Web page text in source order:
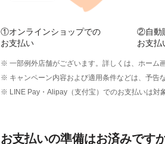
①オンラインショップでの
お支払い
②自動
お支払
※ 一部例外店舗がございます。詳しくは、ホーム
※ キャンペーン内容および適用条件などは、予告
※ LINE Pay・Alipay（支付宝）でのお支払いは対
お支払いの準備はお済みです